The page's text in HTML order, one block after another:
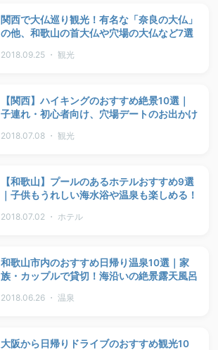
関西で大仏巡り観光！有名な「奈良の大仏」
の他、和歌山の首大仏や穴場の大仏など7選
2018.09.25 ・ 観光
【関西】ハイキングのおすすめ絶景10選｜
子連れ・初心者向け、穴場デートのお出かけ
2018.07.08 ・ 観光
【和歌山】プールのあるホテルおすすめ9選
｜子供もうれしい海水浴や温泉も楽しめる！
2018.07.02 ・ ホテル
和歌山市内のおすすめ日帰り温泉10選｜家
族・カップルで貸切！海沿いの絶景露天風呂
2018.06.26 ・ 温泉
大阪から日帰りドライブのおすすめ観光10